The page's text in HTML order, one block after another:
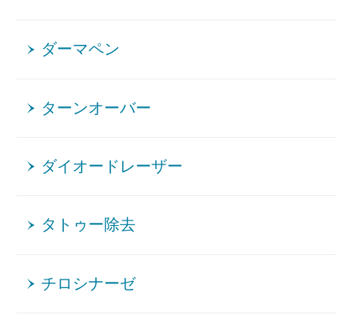
ダーマペン
ターンオーバー
ダイオードレーザー
タトゥー除去
チロシナーゼ